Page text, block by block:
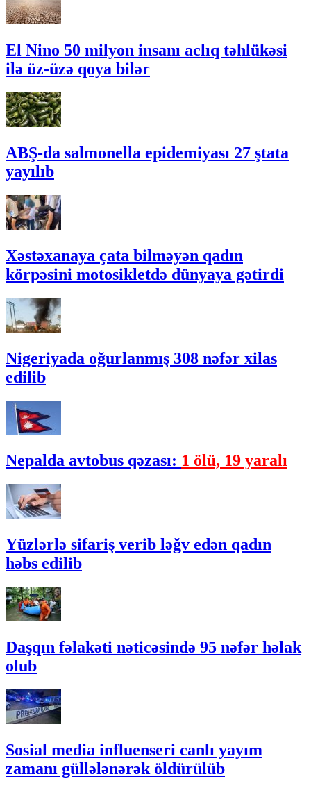
El Nino 50 milyon insanı aclıq təhlükəsi
ilə üz-üzə qoya bilər
ABŞ-da salmonella epidemiyası 27 ştata
yayılıb
Xəstəxanaya çata bilməyən qadın
körpəsini motosikletdə dünyaya gətirdi
Nigeriyada oğurlanmış 308 nəfər xilas
edilib
Nepalda avtobus qəzası: 1 ölü, 19 yaralı
Yüzlərlə sifariş verib ləğv edən qadın
həbs edilib
Daşqın fəlakəti nəticəsində 95 nəfər həlak
olub
Sosial media influenseri canlı yayım
zamanı güllələnərək öldürülüb